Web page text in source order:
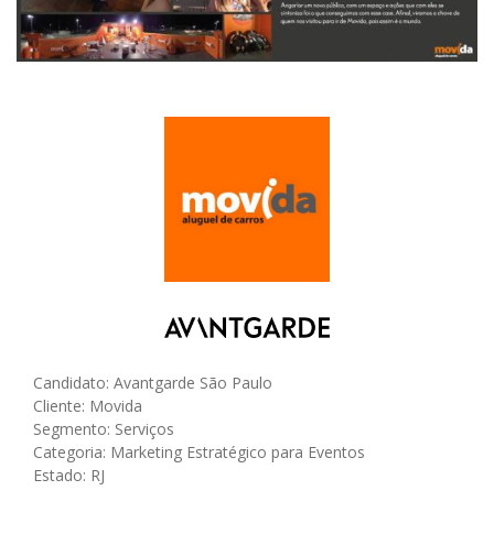
Candidato: Avantgarde São Paulo
Cliente: Movida
Segmento: Serviços
Categoria: Marketing Estratégico para Eventos
Estado: RJ